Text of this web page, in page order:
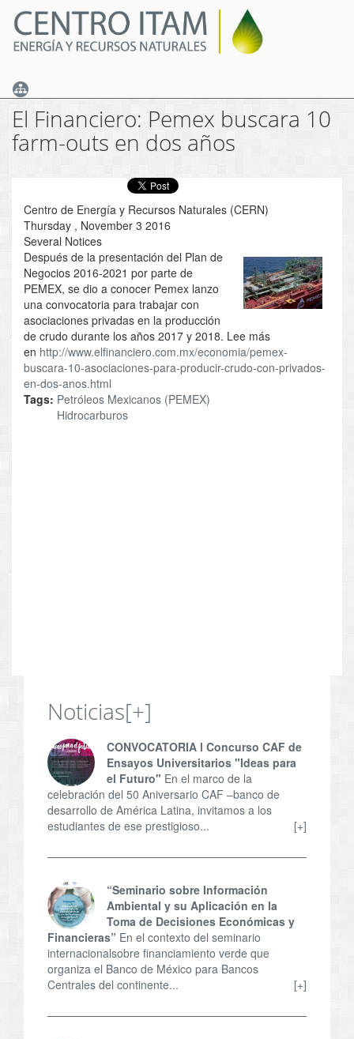
Skip
main
content
El Financiero: Pemex buscara 10
farm-outs en dos años
Centro de Energía y Recursos Naturales (CERN)
Thursday , November 3 2016
Several Notices
Después de la presentación del Plan de
Negocios 2016-2021 por parte de
PEMEX, se dio a conocer Pemex lanzo
una convocatoria para trabajar con
asociaciones privadas en la producción
de crudo durante los años 2017 y 2018. Lee más
en http://www.elfinanciero.com.mx/economia/pemex-
buscara-10-asociaciones-para-producir-crudo-con-privados-
en-dos-anos.html
Tags: Petróleos Mexicanos (PEMEX)
Hidrocarburos
Noticias[+]
CONVOCATORIA l Concurso CAF de
Ensayos Universitarios "Ideas para
el Futuro" En el marco de la
celebración del 50 Aniversario CAF –banco de
desarrollo de América Latina, invitamos a los
estudiantes de ese prestigioso...
[+]
“Seminario sobre Información
Ambiental y su Aplicación en la
Toma de Decisiones Económicas y
Financieras” En el contexto del seminario
internacionalsobre financiamiento verde que
organiza el Banco de México para Bancos
Centrales del continente...
[+]